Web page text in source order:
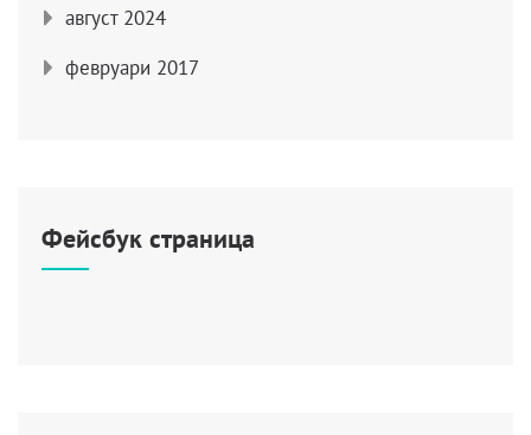
август 2024
февруари 2017
Фейсбук страница